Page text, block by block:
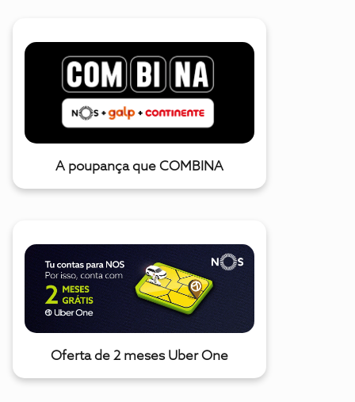
A poupança que COMBINA
Oferta de 2 meses Uber One